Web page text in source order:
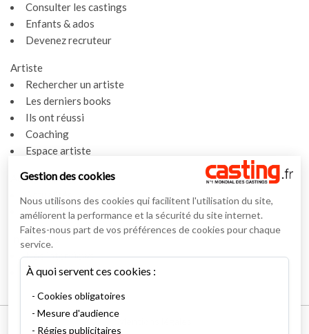
Consulter les castings
Enfants & ados
Devenez recruteur
Artiste
Rechercher un artiste
Les derniers books
Ils ont réussi
Coaching
Espace artiste
Actualités
Actualités
Vidéos
Interviews
Nos interviews
Lexique
Gestion des cookies
Nous utilisons des cookies qui facilitent l'utilisation du site,
améliorent la performance et la sécurité du site internet.
Faites-nous part de vos préférences de cookies pour chaque
service.
À quoi servent ces cookies :
Cookies obligatoires
Mesure d'audience
Régies publicitaires